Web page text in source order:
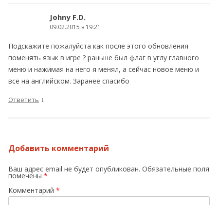
Johny F.D.
09.02.2015 в 19:21
Подскажите пожалуйста как после этого обновления
поменять язык в игре ? раньше был флаг в углу главного
меню и нажимая на него я менял, а сейчас новое меню и
всё на английском. Заранее спасибо
Ответить ↓
Добавить комментарий
Ваш адрес email не будет опубликован. Обязательные поля
помечены *
Комментарий *